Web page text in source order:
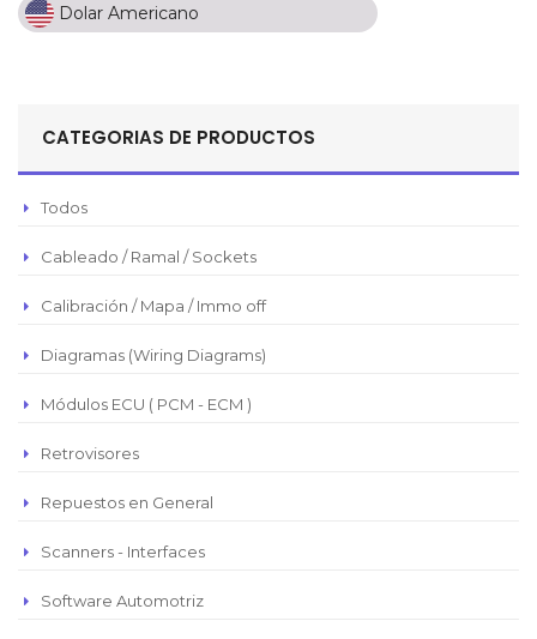
Dolar Americano
Dolar Americano
Pesos Mexicanos
Euro
Real Brasilero
CATEGORIAS DE PRODUCTOS
Todos
Cableado / Ramal / Sockets
Calibración / Mapa / Immo off
Diagramas (Wiring Diagrams)
Módulos ECU ( PCM - ECM )
Retrovisores
Repuestos en General
Scanners - Interfaces
Software Automotriz